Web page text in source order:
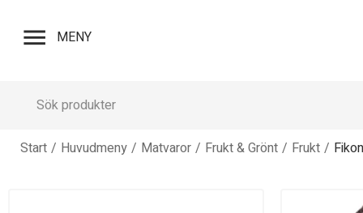
menu MENY
Start / Huvudmeny / Matvaror / Frukt & Grönt / Frukt /